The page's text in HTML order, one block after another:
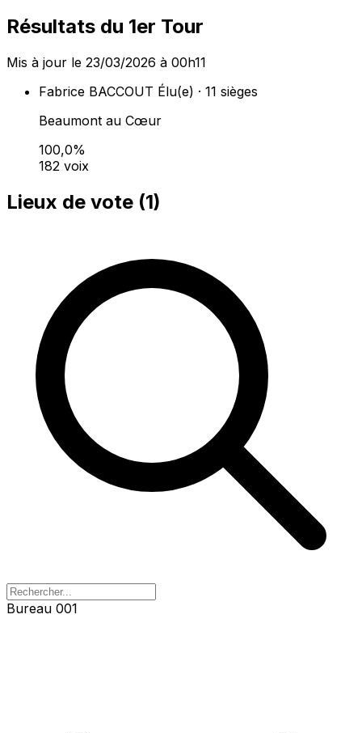
Résultats du 1er Tour
Mis à jour le 23/03/2026 à 00h11
Fabrice BACCOUT Élu(e) · 11 sièges
Beaumont au Cœur
100,0%
182 voix
Lieux de vote (1)
Bureau 001